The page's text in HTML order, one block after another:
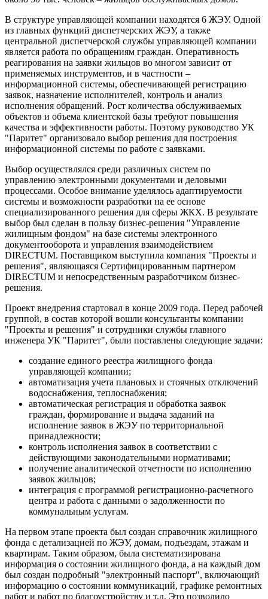
В структуре управляющей компании находятся 6 ЖЭУ. Одной
из главных функций диспетчерских ЖЭУ, а также
центральной диспетчерской службы управляющей компании
является работа по обращениям граждан. Оперативность
реагирования на заявки жильцов во многом зависит от
применяемых инструментов, и в частности –
информационной системы, обеспечивающей регистрацию
заявок, назначение исполнителей, контроль и анализ
исполнения обращений. Рост количества обслуживаемых
объектов и объема клиентской базы требуют повышения
качества и эффективности работы. Поэтому руководство УК
"Паритет" организовало выбор решения для построения
информационной системы по работе с заявками.
Выбор осуществлялся среди различных систем по
управлению электронными документами и деловыми
процессами. Особое внимание уделялось адаптируемости
системы и возможности разработки на ее основе
специализированного решения для сферы ЖКХ. В результате
выбор был сделан в пользу бизнес-решения "Управление
жилищным фондом" на базе системы электронного
документооборота и управления взаимодействием
DIRECTUM. Поставщиком выступила компания "Проекты и
решения", являющаяся Сертифицированным партнером
DIRECTUM и непосредственным разработчиком бизнес-
решения.
Проект внедрения стартовал в конце 2009 года. Перед рабочей
группой, в состав которой вошли консультанты компании
"Проекты и решения" и сотрудники службы главного
инженера УК "Паритет", были поставлены следующие задачи:
создание единого реестра жилищного фонда
управляющей компании;
автоматизация учета плановых и стоячных отключений
водоснабжения, теплоснабжения;
автоматическая регистрация и обработка заявок
граждан, формирование и выдача заданий на
исполнение заявок в ЖЭУ по территориальной
принадлежности;
контроль исполнения заявок в соответствии с
действующими законодательными нормативами;
получение аналитической отчетности по исполнению
заявок жильцов;
интеграция с программой регистрационно-расчетного
центра и работа с данными о задолженности по
коммунальным услугам.
На первом этапе проекта был создан справочник жилищного
фонда с детализацией по ЖЭУ, домам, подъездам, этажам и
квартирам. Таким образом, была систематизирована
информация о состоянии жилищного фонда, а на каждый дом
был создан подробный "электронный паспорт", включающий
информацию о состоянии коммуникаций, графике ремонтных
работ и работ по благоустройству и т.д. Это позволило